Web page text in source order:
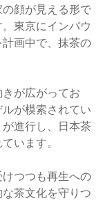
の顔が見える形で
東京にインバウ
画中で、抹茶の
が広がってお
が模索されてい
進行し、日本茶
います。
つつも再生への
茶文化を守りつ